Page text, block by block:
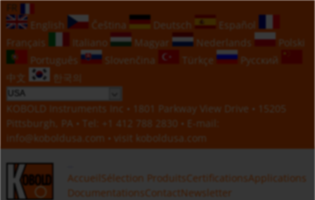
English
Čeština Deutsch
Español
Français
Italiano Magyar Nederlands
Polski
Português
Slovenčina Türkçe
Русский
中文
한국의
KOBOLD Instruments Inc • 1801 Parkway View Drive • 15205
Pittsburgh, PA • Tel:
+1 412 788 2830 • E-mail:
info@koboldusa.com • visit koboldusa.com
Accueil Sélection Produits CertificationsApplications
Documentations ContactNewsletter